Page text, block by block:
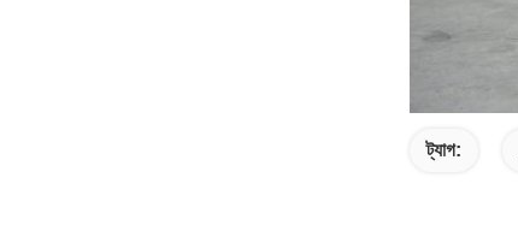
ট্যাগ: